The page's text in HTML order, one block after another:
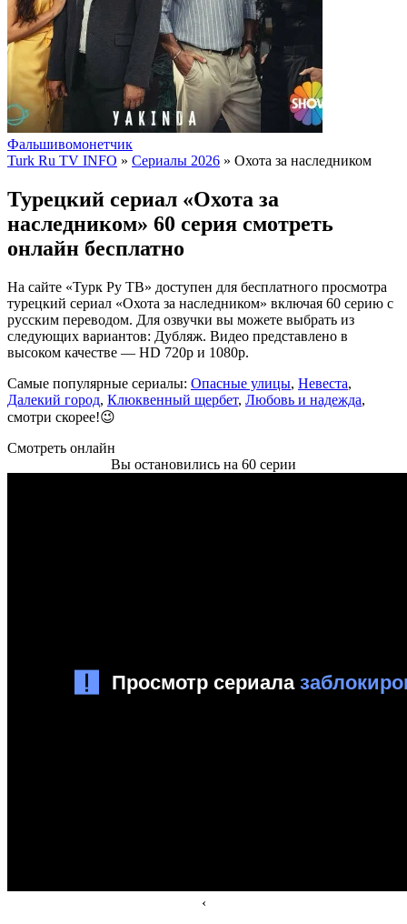
Фальшивомонетчик
Turk Ru TV INFO » Сериалы 2026 » Охота за наследником
Турецкий сериал «Охота за
наследником» 60 серия смотреть
онлайн бесплатно
На сайте «Турк Ру ТВ» доступен для бесплатного просмотра
турецкий сериал «Охота за наследником» включая 60 серию с
русским переводом. Для озвучки вы можете выбрать из
следующих вариантов: Дубляж. Видео представлено в
высоком качестве — HD 720p и 1080p.
Самые популярные сериалы: Опасные улицы, Невеста,
Далекий город, Клюквенный щербет, Любовь и надежда,
смотри скорее!😉
Смотреть онлайн
Вы остановились на 60 серии
‹